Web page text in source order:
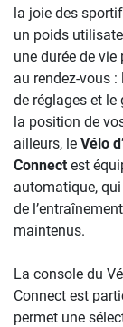
la joie des
un poids
une durée de
au rendez-vous
de réglages et
la position de
ailleurs, le Vélo
Connect est
automatique,
de
maintenus.
La console du
Connect est
permet une